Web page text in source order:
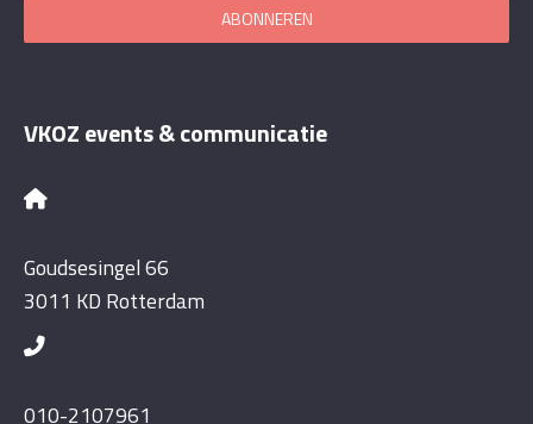
ABONNEREN
VKOZ events & communicatie
Goudsesingel 66
3011 KD Rotterdam
010-2107961